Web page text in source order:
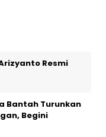
Resmi
Bantah Turunkan
Begini